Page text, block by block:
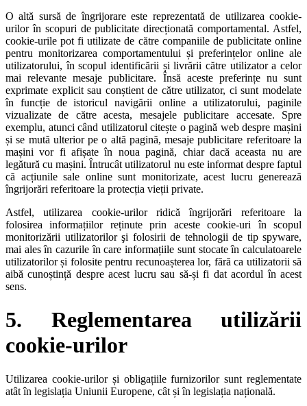
O altă sursă de îngrijorare este reprezentată de utilizarea cookie-
urilor în scopuri de publicitate direcționată comportamental. Astfel,
cookie-urile pot fi utilizate de către companiile de publicitate online
pentru monitorizarea comportamentului și preferințelor online ale
utilizatorului, în scopul identificării și livrării către utilizator a celor
mai relevante mesaje publicitare. Însă aceste preferințe nu sunt
exprimate explicit sau conștient de către utilizator, ci sunt modelate
în funcție de istoricul navigării online a utilizatorului, paginile
vizualizate de către acesta, mesajele publicitare accesate. Spre
exemplu, atunci când utilizatorul citește o pagină web despre mașini
și se mută ulterior pe o altă pagină, mesaje publicitare referitoare la
mașini vor fi afișate în noua pagină, chiar dacă aceasta nu are
legătură cu mașini. Întrucât utilizatorul nu este informat despre faptul
că acțiunile sale online sunt monitorizate, acest lucru generează
îngrijorări referitoare la protecția vieții private.
Astfel, utilizarea cookie-urilor ridică îngrijorări referitoare la
folosirea informațiilor reținute prin aceste cookie-uri în scopul
monitorizării utilizatorilor şi folosirii de tehnologii de tip spyware,
mai ales în cazurile în care informațiile sunt stocate în calculatoarele
utilizatorilor și folosite pentru recunoașterea lor, fără ca utilizatorii să
aibă cunoștință despre acest lucru sau să-și fi dat acordul în acest
sens.
5. Reglementarea utilizării
cookie-urilor
Utilizarea cookie-urilor și obligațiile furnizorilor sunt reglementate
atât în legislația Uniunii Europene, cât și în legislația națională.